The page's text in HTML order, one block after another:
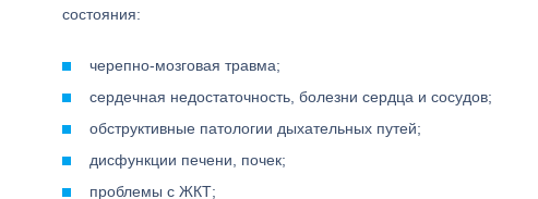
состояния:
черепно-мозговая травма;
сердечная недостаточность, болезни сердца и сосудов;
обструктивные патологии дыхательных путей;
дисфункции печени, почек;
проблемы с ЖКТ;